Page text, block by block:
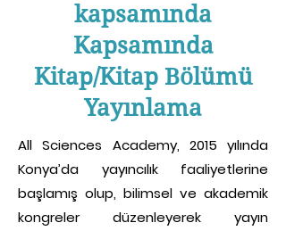
kapsamında
Kapsamında
Kitap/Kitap Bölümü
Yayınlama
All Sciences Academy, 2015 yılında
Konya’da yayıncılık faaliyetlerine
başlamış olup, bilimsel ve akademik
kongreler düzenleyerek yayın